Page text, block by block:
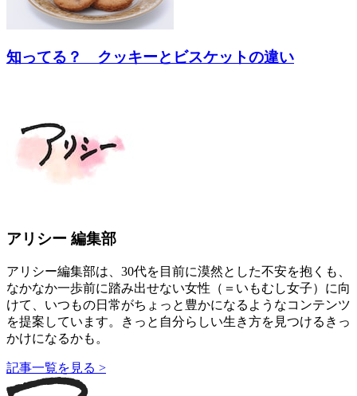
知ってる？ クッキーとビスケットの違い
アリシー 編集部
アリシー編集部は、30代を目前に漠然とした不安を抱くも、
なかなか一歩前に踏み出せない女性（＝いもむし女子）に向
けて、いつもの日常がちょっと豊かになるようなコンテンツ
を提案しています。きっと自分らしい生き方を見つけるきっ
かけになるかも。
記事一覧を見る >